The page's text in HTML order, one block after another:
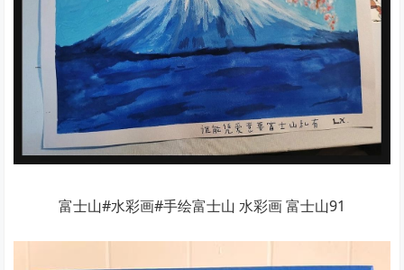
富士山#水彩画#手绘富士山 水彩画 富士山91